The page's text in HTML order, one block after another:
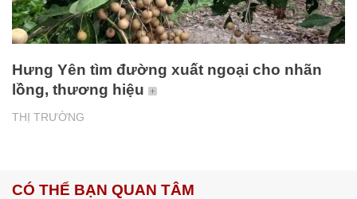
THỊ TRƯỜNG
Hưng Yên tìm đường xuất ngoại cho nhãn
lồng, thương hiệu
CÓ THỂ BẠN QUAN TÂM